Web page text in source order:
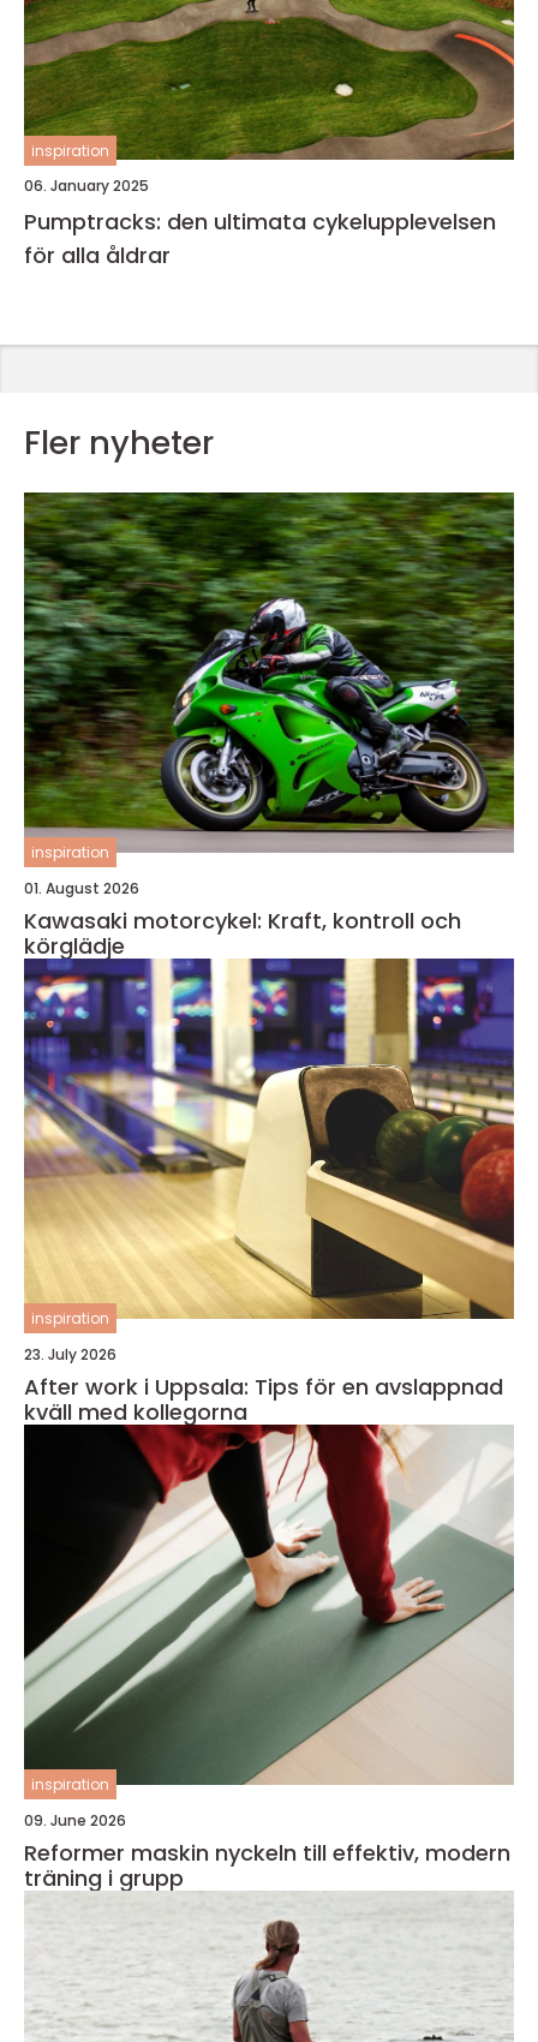
inspiration
06. January 2025
Pumptracks: den ultimata cykelupplevelsen
för alla åldrar
Fler nyheter
inspiration
01. August 2026
Kawasaki motorcykel: Kraft, kontroll och
körglädje
inspiration
23. July 2026
After work i Uppsala: Tips för en avslappnad
kväll med kollegorna
inspiration
09. June 2026
Reformer maskin nyckeln till effektiv, modern
träning i grupp